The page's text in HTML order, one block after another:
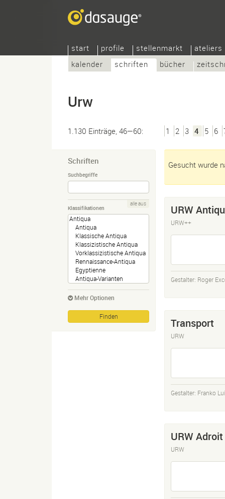
start profile stellenmarkt ateliers
kalender
schriften bücher
Urw
1.130 Einträge, 46—60: 1 2 3 4 5 6
Schriften
Suchbegriffe
Klassifikationen
alle aus
Mehr Optionen
Gesucht wurde
URW
URW++
Gestalter: Roger
Transport
URW
Gestalter: Franko
URW Adroit
URW